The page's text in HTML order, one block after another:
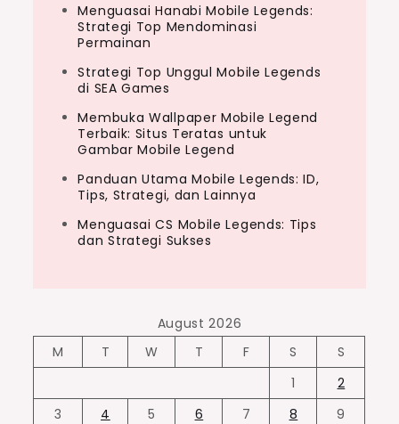
Menguasai Hanabi Mobile Legends:
Strategi Top Mendominasi
Permainan
Strategi Top Unggul Mobile Legends
di SEA Games
Membuka Wallpaper Mobile Legend
Terbaik: Situs Teratas untuk
Gambar Mobile Legend
Panduan Utama Mobile Legends: ID,
Tips, Strategi, dan Lainnya
Menguasai CS Mobile Legends: Tips
dan Strategi Sukses
August 2026
M
T W T F S
S
1
2
3
4 5 6 7 8
9